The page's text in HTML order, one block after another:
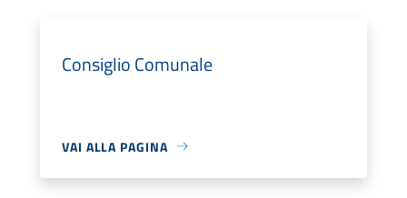
Consiglio Comunale
VAI ALLA PAGINA